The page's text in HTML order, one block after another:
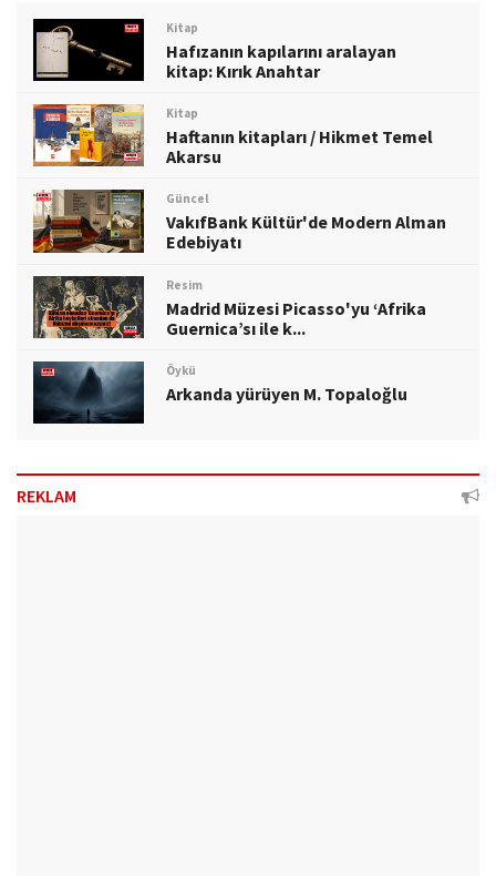
Kitap
Hafızanın kapılarını aralayan
kitap: Kırık Anahtar
Kitap
Haftanın kitapları / Hikmet Temel
Akarsu
Güncel
VakıfBank Kültür'de Modern Alman
Edebiyatı
Resim
Madrid Müzesi Picasso'yu ‘Afrika
Guernica’sı ile k...
Öykü
Arkanda yürüyen M. Topaloğlu
REKLAM